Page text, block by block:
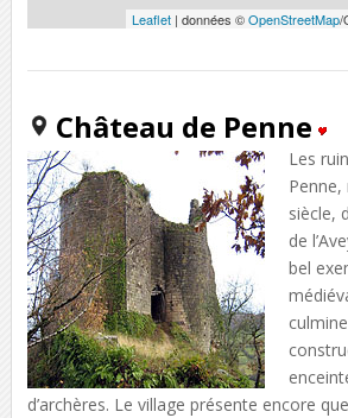
Leaflet | données ©OpenStreetMap/
Château de Penne
Les
siècle,
de
bel
d’archères. Le village présente encore